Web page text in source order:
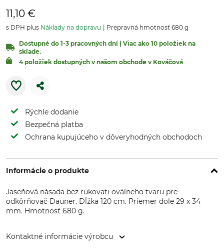
11,10 €
s DPH plus Náklady na dopravu Prepravná hmotnosť 680 g
Dostupné do 1-3 pracovných dní | Viac ako 10 položiek na
sklade.
4 položiek dostupných v našom obchode v Kováčová
Rýchle dodanie
Bezpečná platba
Ochrana kupujúceho v dôveryhodných obchodoch
Informácie o produkte
Jaseňová násada bez rukoväti oválneho tvaru pre
odkôrňovač Dauner. Dĺžka 120 cm. Priemer dole 29 x 34
mm. Hmotnosť 680 g.
Kontaktné informácie výrobcu